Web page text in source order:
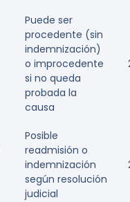
Puede ser
procedente (sin
indemnización)
o improcedente
si no queda
probada la
causa
Posible
readmisión o
indemnización
según resolución
judicial